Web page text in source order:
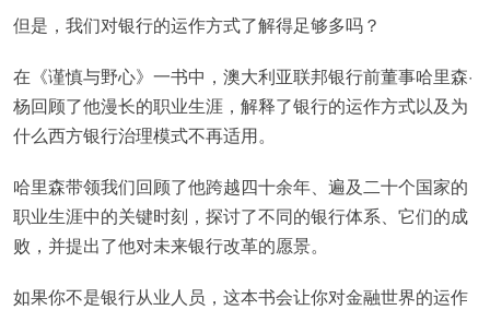
但是，我们对银行的运作方式了解得足够多吗？
在《谨慎与野心》一书中，澳大利亚联邦银行前董事哈里森·
杨回顾了他漫长的职业生涯，解释了银行的运作方式以及为
什么西方银行治理模式不再适用。
哈里森带领我们回顾了他跨越四十余年、遍及二十个国家的
职业生涯中的关键时刻，探讨了不同的银行体系、它们的成
败，并提出了他对未来银行改革的愿景。
如果你不是银行从业人员，这本书会让你对金融世界的运作